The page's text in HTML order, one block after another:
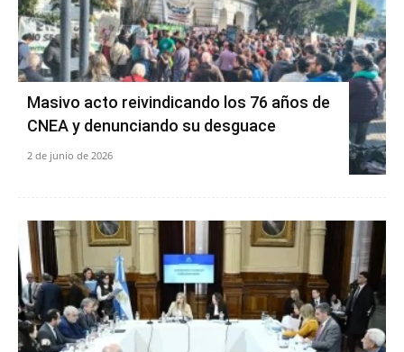
Masivo acto reivindicando los 76 años de
CNEA y denunciando su desguace
2 de junio de 2026